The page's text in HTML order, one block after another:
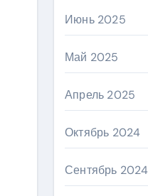
Июнь 2025
Май 2025
Апрель 2025
Октябрь 2024
Сентябрь 2024